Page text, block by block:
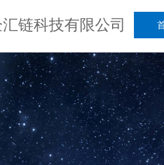
链科技有限公司